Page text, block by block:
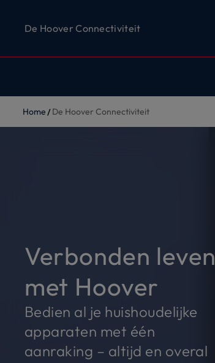
De Hoover Connectiviteit
Home De Hoover Connectiviteit
Verbonden leven
met Hoover
Bedien al je huishoudelijke
apparaten met één
aanraking – altijd en overal